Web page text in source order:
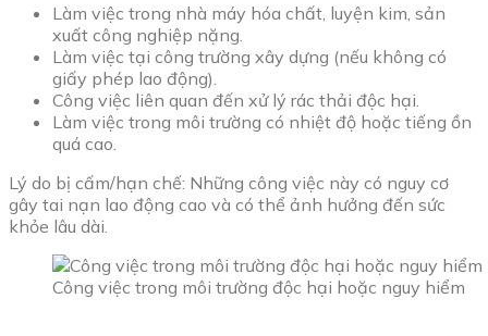
Làm việc trong nhà máy hóa chất, luyện kim, sản
xuất công nghiệp nặng.
Làm việc tại công trường xây dựng (nếu không có
giấy phép lao động).
Công việc liên quan đến xử lý rác thải độc hại.
Làm việc trong môi trường có nhiệt độ hoặc tiếng ồn
quá cao.
Lý do bị cấm/hạn chế: Những công việc này có nguy cơ
gây tai nạn lao động cao và có thể ảnh hưởng đến sức
khỏe lâu dài.
Công việc trong môi trường độc hại hoặc nguy hiểm